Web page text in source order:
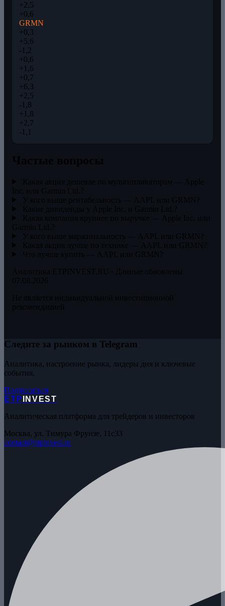
+2,5
+0,6
GRMN
+0,3
+5,6
-1,2
+0,6
+1,6
+0,7
+6,3
+2,5
-1,8
+1,8
+2,7
-1,1
Следите за рынком в Telegram
Аналитика, настроение рынка, лидеры дня и ключевые
события.
Подписаться
ETP
INVEST
Аналитическая платформа для трейдеров и инвесторов
Москва, ул. Тимура Фрунзе, 11с33
contact@etpinvest.ru